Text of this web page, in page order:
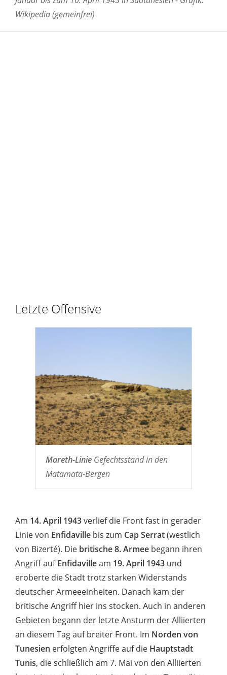
Wikipedia (gemeinfrei)
Letzte Offensive
Mareth-LinieGefechtsstand in den
Matamata-Bergen
Am 14. April 1943verlief die Front fast in gerader
Linie von Enfidaville bis zum Cap Serrat(westlich
von Bizerté). Die britische 8. Armee begann ihren
Angriff aufEnfidavilleam 19. April 1943 und
eroberte die Stadt trotz starken Widerstands
deutscher Armeeeinheiten. Danach kam der
britische Angriff hier ins stocken. Auch in anderen
Gebieten begann der letzte Ansturm der Alliierten
an diesem Tag auf breiter Front. Im Norden von
Tunesien erfolgten Angriffe auf die Hauptstadt
Tunis, die schließlich am 7. Mai von den Alliierten